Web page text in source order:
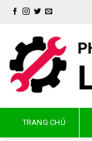
Skip
TRANG CHỦ